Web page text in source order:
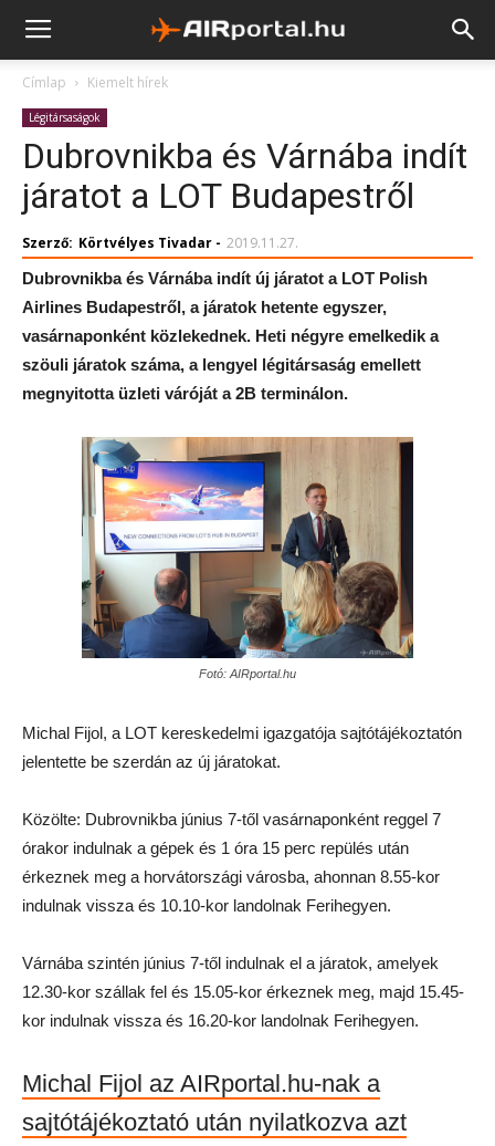
Címlap Kiemelt hírek
Légitársaságok
Dubrovnikba és Várnába indít
járatot a LOT Budapestről
Szerző: Körtvélyes Tivadar - 2019.11.27.
Dubrovnikba és Várnába indít új járatot a LOT Polish
Airlines Budapestről, a járatok hetente egyszer,
vasárnaponként közlekednek. Heti négyre emelkedik a
szöuli járatok száma, a lengyel légitársaság emellett
megnyitotta üzleti váróját a 2B terminálon.
Fotó: AIRportal.hu
Michal Fijol, a LOT kereskedelmi igazgatója sajtótájékoztatón
jelentette be szerdán az új járatokat.
Közölte: Dubrovnikba június 7-től vasárnaponként reggel 7
órakor indulnak a gépek és 1 óra 15 perc repülés után
érkeznek meg a horvátországi városba, ahonnan 8.55-kor
indulnak vissza és 10.10-kor landolnak Ferihegyen.
Várnába szintén június 7-től indulnak el a járatok, amelyek
12.30-kor szállak fel és 15.05-kor érkeznek meg, majd 15.45-
kor indulnak vissza és 16.20-kor landolnak Ferihegyen.
Michal Fijol az AIRportal.hu-nak a
sajtótájékoztató után nyilatkozva azt